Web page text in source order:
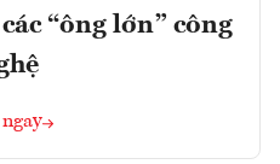
“ông lớn” công